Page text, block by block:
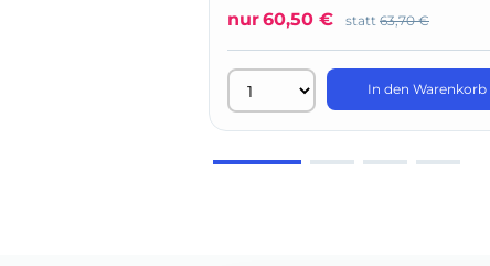
nur60,50 € statt 63,70 €
In den Warenkorb